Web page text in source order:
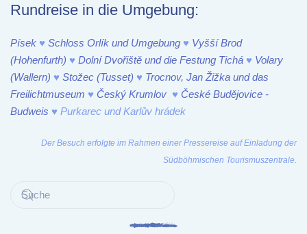
Rundreise in die Umgebung:
Písek ♥ Schloss Orlík und Umgebung ♥ Vyšší Brod
(Hohenfurth) ♥ Dolní Dvořiště und die Festung Tichá ♥ Volary
(Wallern) ♥ Stožec (Tusset) ♥ Trocnov, Jan Žižka und das
Freilichtmuseum ♥ Český Krumlov ♥ České Budějovice -
Budweis ♥ Purkarec und Karlův hrádek
Der Besuch erfolgte im Rahmen einer Pressereise auf Einladung der
Südböhmischen Tourismuszentrale.